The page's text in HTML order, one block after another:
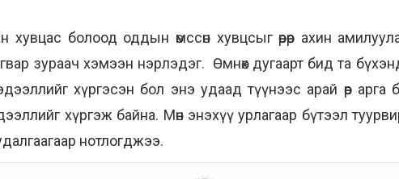
болоод оддын өмссөн хувцсыг өөрөөр ахин
зураач хэмээн нэрлэдэг. Өмнөх дугаарт бид та
хүргэсэн бол энэ удаад түүнээс арай өөр арга
хүргэж байна. Мөн энэхүү урлагаар бүтээл
нотлогджээ.